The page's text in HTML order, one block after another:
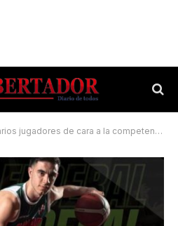
de cara a la competencia nacional